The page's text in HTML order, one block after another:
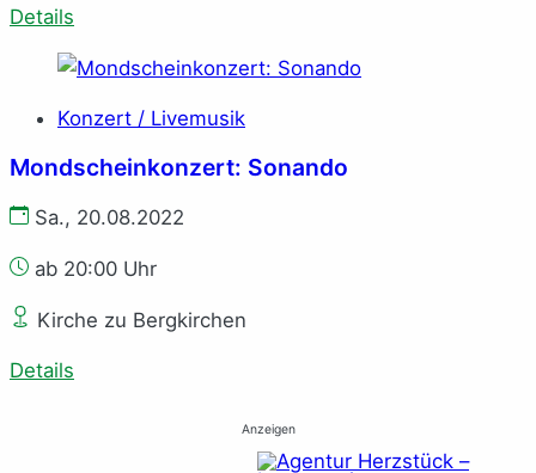
Details
Konzert / Livemusik
Mondscheinkonzert: Sonando
Sa., 20.08.2022
ab 20:00 Uhr
Kirche zu Bergkirchen
Details
Anzeigen